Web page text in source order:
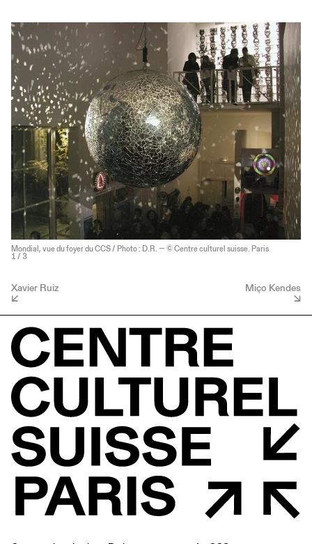
Mondial, vue du foyer du CCS / Photo : D.R. — © Centre culturel suisse. Paris
1 / 3
Xavier Ruiz Miço Kendes